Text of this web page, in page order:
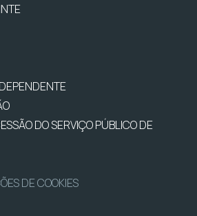
DO SERVIÇO PÚBLICO DE
DE COOKIES